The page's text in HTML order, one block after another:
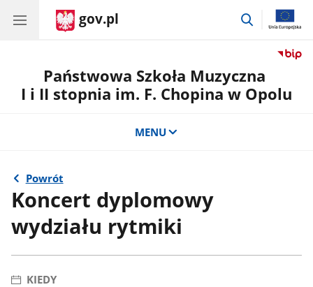
gov.pl
przejdź
Państwowa Szkoła Muzyczna
I i II stopnia im. F. Chopina w Opolu
MENU
Powrót
Koncert dyplomowy
wydziału rytmiki
KIEDY